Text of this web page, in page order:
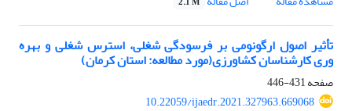
تأثیر اصول ارگونومی بر فرسودگی شغلی، استرس شغلی و بهره
‏وری کارشناسان کشاورزی(مورد مطالعه: استان کرمان)
صفحه431-446
10.22059/ijaedr.2021.327963.669068